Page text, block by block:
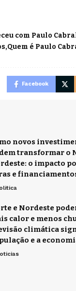
com Paulo
Quem é Paulo
Facebook
novos
transformar o
o impacto
e
e Nordeste
calor e menos
climática
e a